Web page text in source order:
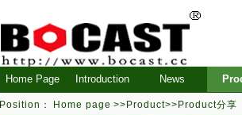
Home Page Introduction News
Position： Home page >> Product>>Product分享